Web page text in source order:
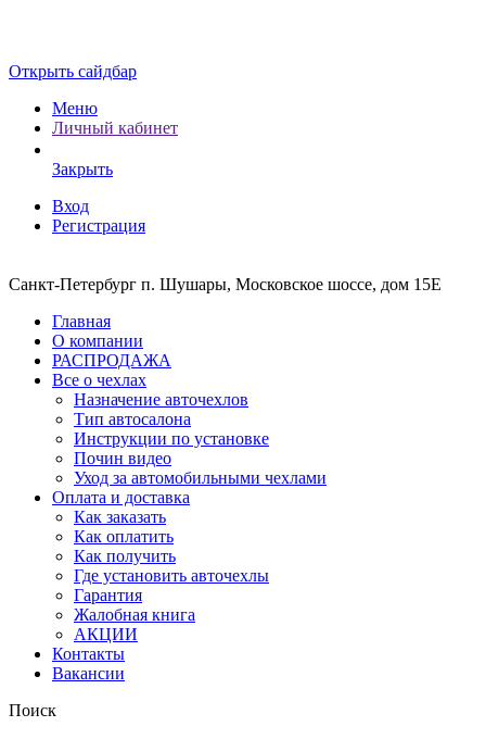
Открыть сайдбар
Меню
Личный кабинет
Закрыть
Вход
Регистрация
Санкт-Петербург п. Шушары, Московское шоссе, дом 15Е
Главная
О компании
РАСПРОДАЖА
Все о чехлах
Назначение авточехлов
Тип автосалона
Инструкции по установке
Почин видео
Уход за автомобильными чехлами
Оплата и доставка
Как заказать
Как оплатить
Как получить
Где установить авточехлы
Гарантия
Жалобная книга
АКЦИИ
Контакты
Вакансии
Поиск